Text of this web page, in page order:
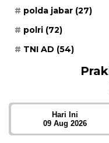
polda jabar (27)
polri (72)
TNI AD (54)
Hari Ini
09 Aug 2026